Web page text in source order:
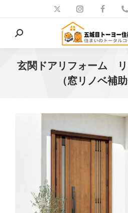
検
索:
玄関ドアリフォーム
（窓リノベ補